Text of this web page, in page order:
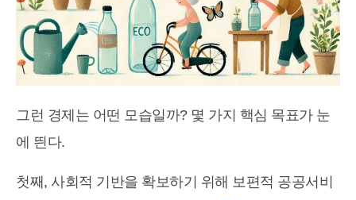
그런 경제는 어떤 모습일까? 몇 가지 핵심 목표가 눈
에 띈다.
첫째, 사회적 기반을 확보하기 위해 보편적 공공서비